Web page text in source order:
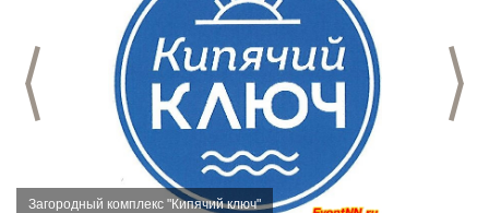
Предыдущий слайд
Загородный комплекс "Кипячий ключ"